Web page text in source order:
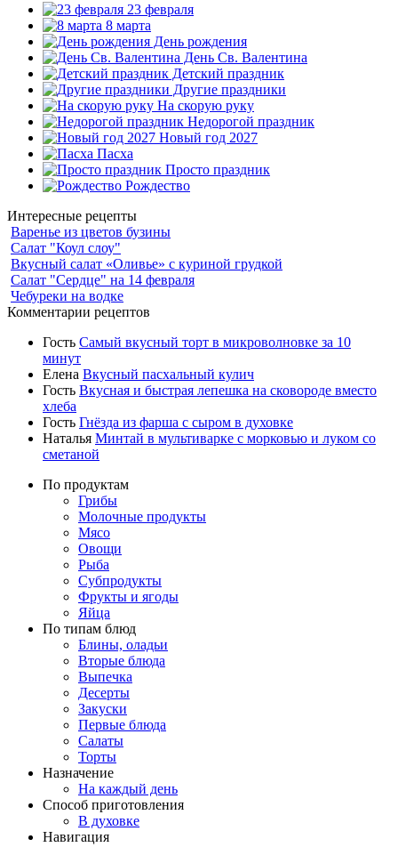
23 февраля
8 марта
День рождения
День Св. Валентина
Детский праздник
Другие праздники
На скорую руку
Недорогой праздник
Новый год 2027
Пасха
Просто праздник
Рождество
Интересные рецепты
Варенье из цветов бузины
Салат "Коул слоу"
Вкусный салат «Оливье» с куриной грудкой
Салат "Сердце" на 14 февраля
Чебуреки на водке
Комментарии рецептов
Гость Самый вкусный торт в микроволновке за 10
минут
Елена Вкусный пасхальный кулич
Гость Вкусная и быстрая лепешка на сковороде вместо
хлеба
Гость Гнёзда из фарша с сыром в духовке
Наталья Минтай в мультиварке с морковью и луком со
сметаной
По продуктам
Грибы
Молочные продукты
Мясо
Овощи
Рыба
Субпродукты
Фрукты и ягоды
Яйца
По типам блюд
Блины, оладьи
Вторые блюда
Выпечка
Десерты
Закуски
Первые блюда
Салаты
Торты
Назначение
На каждый день
Способ приготовления
В духовке
Навигация